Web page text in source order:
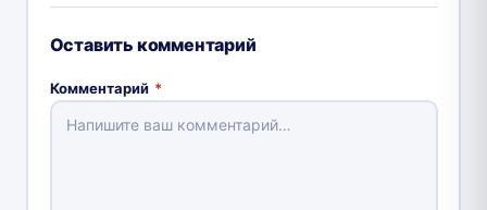
Оставить комментарий
Комментарий *